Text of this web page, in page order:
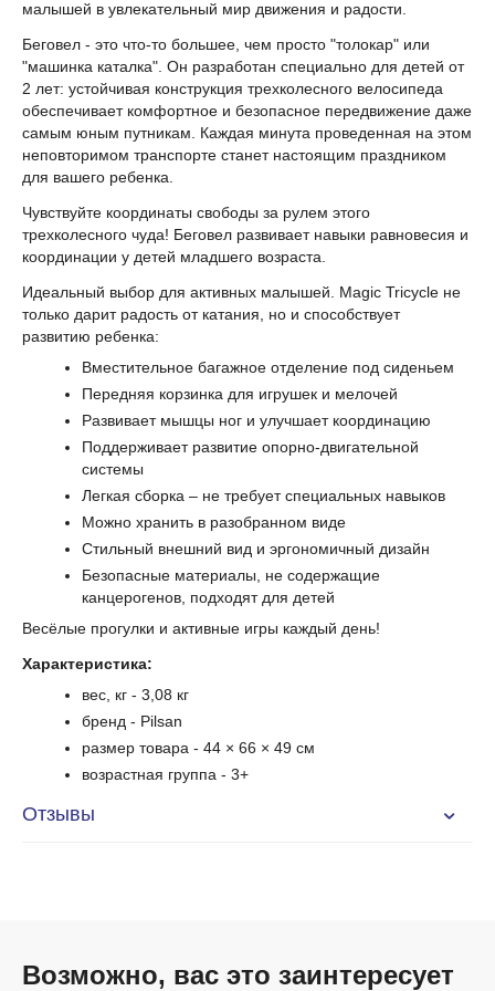
малышей в увлекательный мир движения и радости.
Беговел - это что-то большее, чем просто "толокар" или
"машинка каталка". Он разработан специально для детей от
2 лет: устойчивая конструкция трехколесного велосипеда
обеспечивает комфортное и безопасное передвижение даже
самым юным путникам. Каждая минута проведенная на этом
неповторимом транспорте станет настоящим праздником
для вашего ребенка.
Чувствуйте координаты свободы за рулем этого
трехколесного чуда! Беговел развивает навыки равновесия и
координации у детей младшего возраста.
Идеальный выбор для активных малышей. Magic Tricycle не
только дарит радость от катания, но и способствует
развитию ребенка:
Вместительное багажное отделение под сиденьем
Передняя корзинка для игрушек и мелочей
Развивает мышцы ног и улучшает координацию
Поддерживает развитие опорно-двигательной
системы
Легкая сборка – не требует специальных навыков
Можно хранить в разобранном виде
Стильный внешний вид и эргономичный дизайн
Безопасные материалы, не содержащие
канцерогенов, подходят для детей
Весёлые прогулки и активные игры каждый день!
Характеристика:
вес, кг - 3,08 кг
бренд - Pilsan
размер товара - 44 × 66 × 49 см
возрастная группа - 3+
Отзывы
Возможно, вас это заинтересует